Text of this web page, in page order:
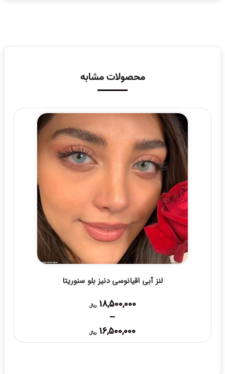
محصولات مشابه
لنز آبی اقیانوسی دنیز بلو سنوریتا
18,500,000 ریال
–
16,500,000 ریال
Price
range: